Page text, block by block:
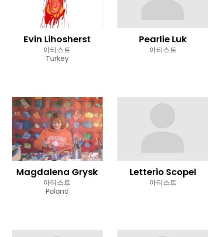
Evin Lihosherst
아티스트
Turkey
Pearlie Luk
아티스트
Magdalena Grysk
아티스트
Poland
Letterio Scopel
아티스트